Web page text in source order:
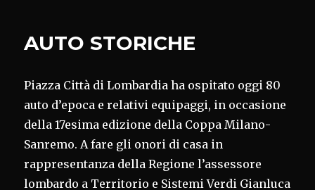
AUTO STORICHE
Piazza Città di Lombardia ha ospitato oggi 80
auto d’epoca e relativi equipaggi, in occasione
della 17esima edizione della Coppa Milano-
Sanremo. A fare gli onori di casa in
rappresentanza della Regione l’assessore
lombardo a Territorio e Sistemi Verdi Gianluca